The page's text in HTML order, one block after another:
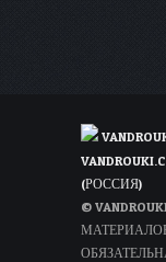
(РОССИЯ)
©